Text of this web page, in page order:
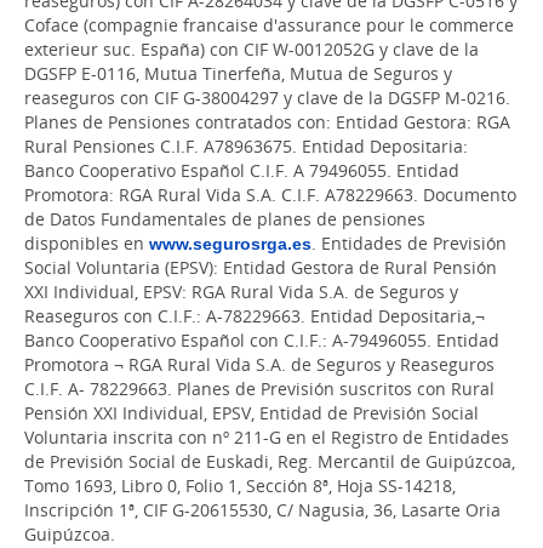
Coface (compagnie francaise d'assurance pour le commerce
exterieur suc. España) con CIF W-0012052G y clave de la
DGSFP E-0116, Mutua Tinerfeña, Mutua de Seguros y
reaseguros con CIF G-38004297 y clave de la DGSFP M-0216.
Planes de Pensiones contratados con: Entidad Gestora: RGA
Rural Pensiones C.I.F. A78963675. Entidad Depositaria:
Banco Cooperativo Español C.I.F. A 79496055. Entidad
Promotora: RGA Rural Vida S.A. C.I.F. A78229663. Documento
de Datos Fundamentales de planes de pensiones
disponibles en www.segurosrga.es. Entidades de Previsión
Social Voluntaria (EPSV): Entidad Gestora de Rural Pensión
XXI Individual, EPSV: RGA Rural Vida S.A. de Seguros y
Reaseguros con C.I.F.: A-78229663. Entidad Depositaria,¬
Banco Cooperativo Español con C.I.F.: A-79496055. Entidad
Promotora ¬ RGA Rural Vida S.A. de Seguros y Reaseguros
C.I.F. A- 78229663. Planes de Previsión suscritos con Rural
Pensión XXI Individual, EPSV, Entidad de Previsión Social
Voluntaria inscrita con nº 211-G en el Registro de Entidades
de Previsión Social de Euskadi, Reg. Mercantil de Guipúzcoa,
Tomo 1693, Libro 0, Folio 1, Sección 8ª, Hoja SS-14218,
Inscripción 1ª, CIF G-20615530, C/ Nagusia, 36, Lasarte Oria
Guipúzcoa.